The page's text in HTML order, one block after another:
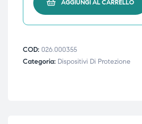
AGGIUNGI AL CARRELLO
COD: 026.000355
Categoria: Dispositivi Di Protezione